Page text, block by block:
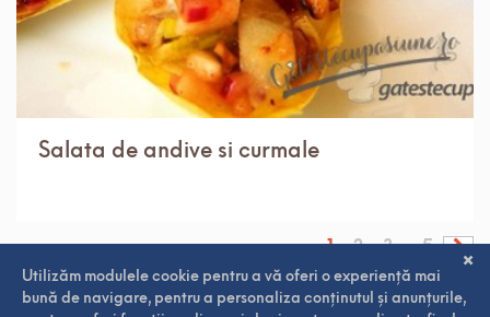
Salata de andive si curmale
1 2 3 ... 5